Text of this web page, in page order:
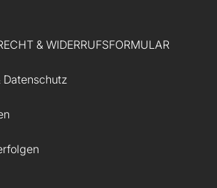
& WIDERRUFSFORMULAR
Datenschutz